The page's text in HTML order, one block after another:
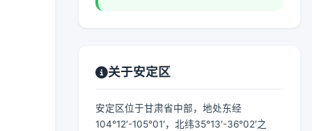
关于安定区
安定区位于甘肃省中部，地处东经
104°12′-105°01′，北纬35°13′-36°02′之